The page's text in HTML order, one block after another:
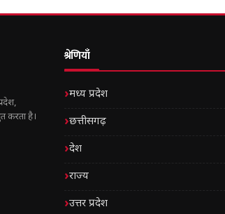
करता है।
श्रेणियाँ
मध्य प्रदेश
छत्तीसगढ़
देश
राज्य
उत्तर प्रदेश